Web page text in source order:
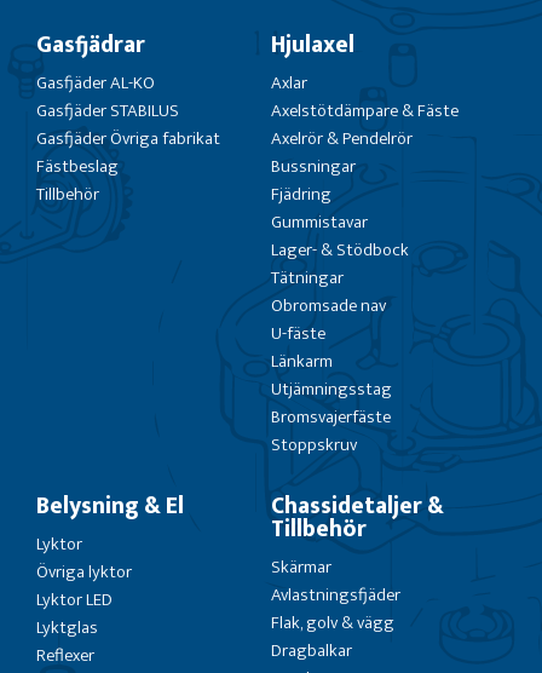
Gasfjädrar
Gasfjäder AL-KO
Gasfjäder STABILUS
Gasfjäder Övriga fabrikat
Fästbeslag
Tillbehör
Hjulaxel
Axlar
Axelstötdämpare & Fäste
Axelrör & Pendelrör
Bussningar
Fjädring
Gummistavar
Lager- & Stödbock
Tätningar
Obromsade nav
U-fäste
Länkarm
Utjämningsstag
Bromsvajerfäste
Stoppskruv
Belysning & El
Lyktor
Övriga lyktor
Lyktor LED
Lyktglas
Reflexer
Chassidetaljer &
Tillbehör
Skärmar
Avlastningsfjäder
Flak, golv & vägg
Dragbalkar